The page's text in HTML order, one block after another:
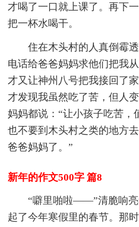
才喝了一口就上课了。再下
把一杯水喝干。
住在木头村的人真倒霉
电话给爸爸妈妈求他们把我
才又让神州八号把我接回了
才发现我虽然吃了苦，但人
妈妈都说：“让小孩子吃苦，
也不要到木头村之类的地方
爸爸妈妈了。”
新年的作文500字 篇8
“噼里啪啦——”清脆响亮
起了今年寒假里的春节。那